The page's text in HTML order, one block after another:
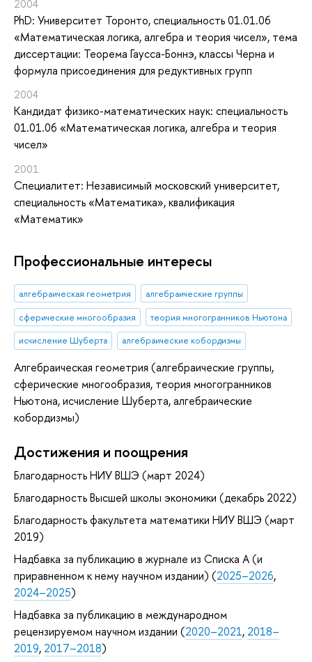
2004
PhD: Университет Торонто, специальность 01.01.06
«Математическая логика, алгебра и теория чисел», тема
диссертации: Теорема Гаусса-Боннэ, классы Черна и
формула присоединения для редуктивных групп
2004
Кандидат физико-математических наук: специальность
01.01.06 «Математическая логика, алгебра и теория
чисел»
2001
Специалитет: Независимый московский университет,
специальность «Математика», квалификация
«Математик»
Профессиональные интересы
алгебраическая геометрия
алгебраические группы
сферические многообразия
теория многогранников Ньютона
исчисление Шуберта
алгебраические кобордизмы
Алгебраическая геометрия (алгебраические группы,
сферические многообразия, теория многогранников
Ньютона, исчисление Шуберта, алгебраические
кобордизмы)
Достижения и поощрения
Благодарность НИУ ВШЭ (март 2024)
Благодарность Высшей школы экономики (декабрь 2022)
Благодарность факультета математики НИУ ВШЭ (март
2019)
Надбавка за публикацию в журнале из Списка А (и
приравненном к нему научном издании) (2025–2026,
2024–2025)
Надбавка за публикацию в международном
рецензируемом научном издании (2020–2021, 2018–
2019, 2017–2018)